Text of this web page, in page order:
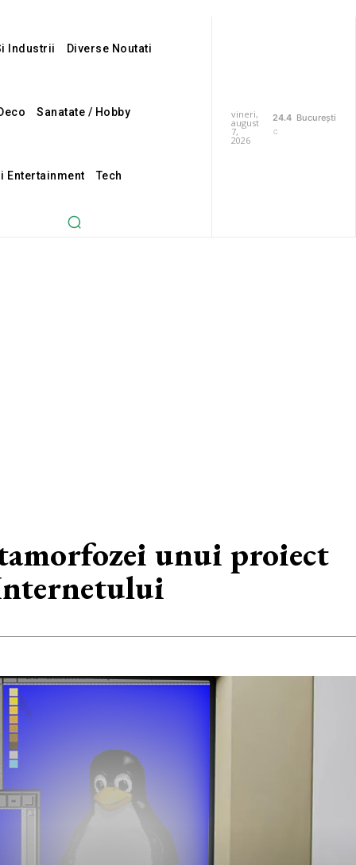
Industrii Diverse Noutati
Sanatate / Hobby
Entertainment Tech
vineri,
august
7,
2026
24.4
C
București
unui proiect